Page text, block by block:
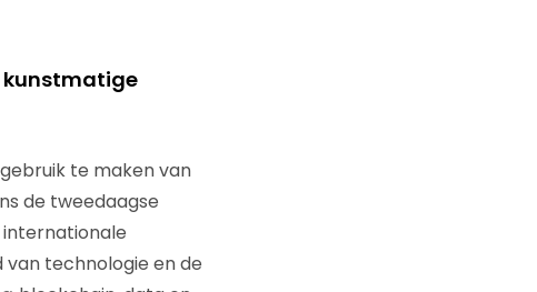
kunstmatige
te maken van
de tweedaagse
technologie en de